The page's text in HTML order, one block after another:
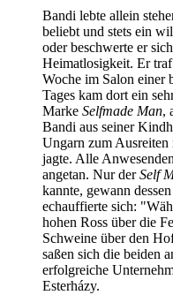
Bandi lebte allein
beliebt und stets ein
oder beschwerte er
Heimatlosigkeit. Er
Woche im Salon einer
Tages kam dort ein
Marke Selfmade Man,
Bandi aus seiner
Ungarn zum Ausreiten
jagte. Alle
angetan. Nur derSelf
kannte, gewann
echauffierte sich:
hohen Ross über die
Schweine über den
saßen sich die beiden
erfolgreiche
Esterházy.